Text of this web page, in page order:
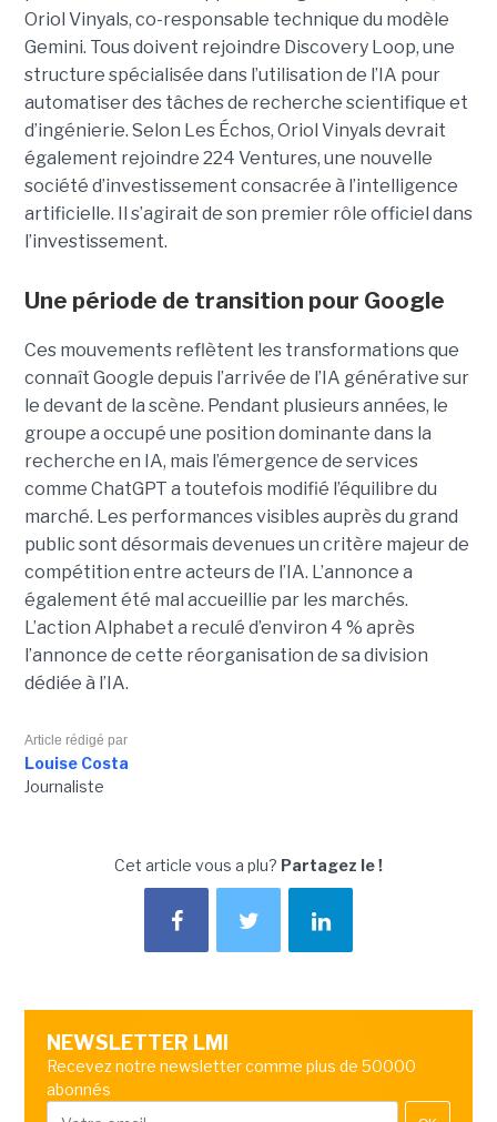
Oriol Vinyals, co-responsable technique du modèle
Gemini. Tous doivent rejoindre Discovery Loop, une
structure spécialisée dans l’utilisation de l’IA pour
automatiser des tâches de recherche scientifique et
d’ingénierie. Selon Les Échos, Oriol Vinyals devrait
également rejoindre 224 Ventures, une nouvelle
société d’investissement consacrée à l’intelligence
artificielle. Il s’agirait de son premier rôle officiel dans
l’investissement.
Une période de transition pour Google
Ces mouvements reflètent les transformations que
connaît Google depuis l’arrivée de l’IA générative sur
le devant de la scène. Pendant plusieurs années, le
groupe a occupé une position dominante dans la
recherche en IA, mais l’émergence de services
comme ChatGPT a toutefois modifié l’équilibre du
marché. Les performances visibles auprès du grand
public sont désormais devenues un critère majeur de
compétition entre acteurs de l’IA. L’annonce a
également été mal accueillie par les marchés.
L’action Alphabet a reculé d’environ 4 % après
l’annonce de cette réorganisation de sa division
dédiée à l’IA.
Article rédigé par
Louise Costa
Journaliste
Cet article vous a plu? Partagez le !
NEWSLETTER LMI
Recevez notre newsletter comme plus de 50000
abonnés